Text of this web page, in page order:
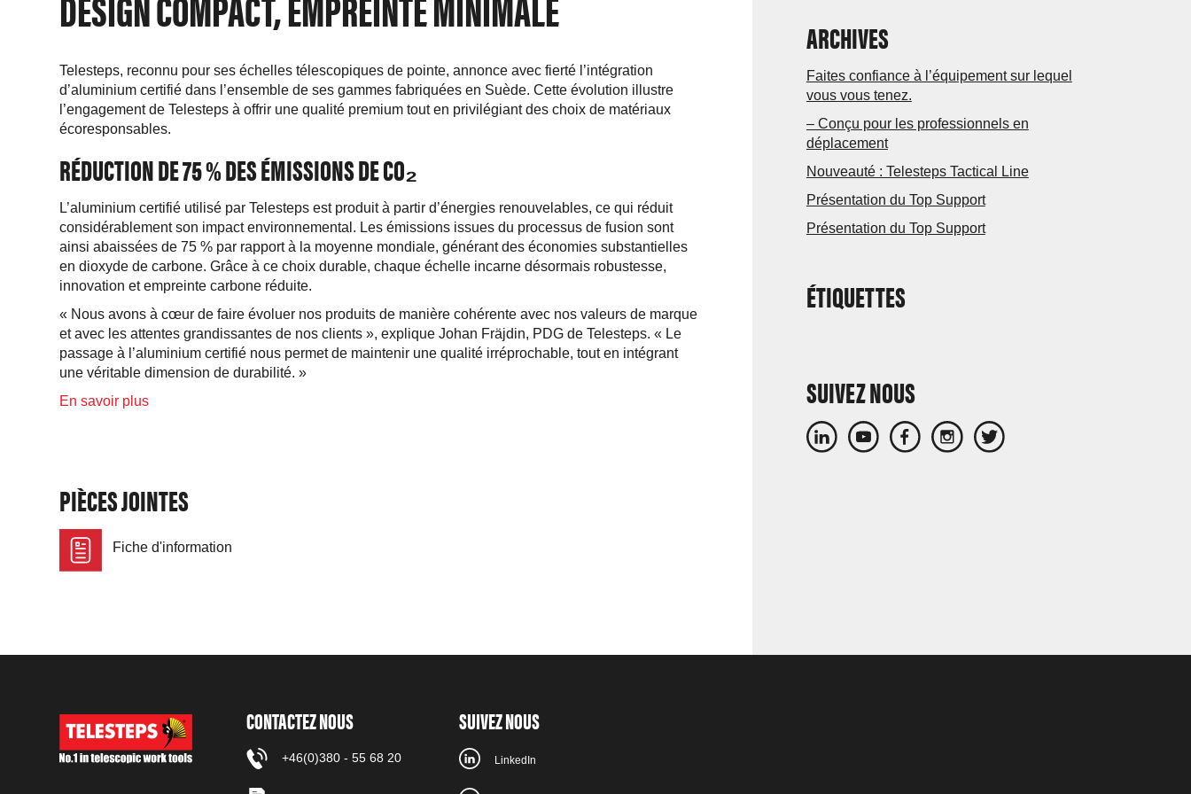
Telesteps, reconnu pour ses échelles télescopiques de pointe, annonce avec fierté l’intégration
d’aluminium certifié dans l’ensemble de ses gammes fabriquées en Suède. Cette évolution illustre
l’engagement de Telesteps à offrir une qualité premium tout en privilégiant des choix de matériaux
écoresponsables.
RÉDUCTION DE 75 % DES ÉMISSIONS DE CO₂
L’aluminium certifié utilisé par Telesteps est produit à partir d’énergies renouvelables, ce qui réduit
considérablement son impact environnemental. Les émissions issues du processus de fusion sont
ainsi abaissées de 75 % par rapport à la moyenne mondiale, générant des économies substantielles
en dioxyde de carbone. Grâce à ce choix durable, chaque échelle incarne désormais robustesse,
innovation et empreinte carbone réduite.
« Nous avons à cœur de faire évoluer nos produits de manière cohérente avec nos valeurs de marque
et avec les attentes grandissantes de nos clients », explique Johan Fräjdin, PDG de Telesteps. « Le
passage à l’aluminium certifié nous permet de maintenir une qualité irréprochable, tout en intégrant
une véritable dimension de durabilité. »
En savoir plus
PIÈCES JOINTES
Fiche d'information
ARCHIVES
Faites confiance à l’équipement sur lequel
vous vous tenez.
– Conçu pour les professionnels en
déplacement
Nouveauté : Telesteps Tactical Line
Présentation du Top Support
Présentation du Top Support
ÉTIQUETTES
SUIVEZ NOUS
CONTACTEZ NOUS
+46(0)380 - 55 68 20
SUIVEZ NOUS
LinkedIn